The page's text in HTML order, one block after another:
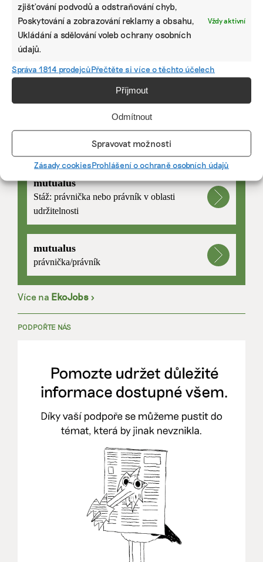
zjišťování podvodů a odstraňování chyb,
Poskytování a zobrazování reklamy a obsahu,
Ukládání a sdělování voleb ochrany osobních
údajů.
Vždy aktivní
Správa 1814 prodejcůPřečtěte si více o těchto účelech
Příjmout
Odmítnout
Spravovat možnosti
Zásady cookiesProhlášení o ochraně osobních údajů
PRÁCE, KTERÁ ZLEPŠÍ SVĚT
mutualus
Stáž: právnička nebo právník v oblasti
udržitelnosti
mutualus
právnička/právník
Více na EkoJobs >
PODPOŘTE NÁS